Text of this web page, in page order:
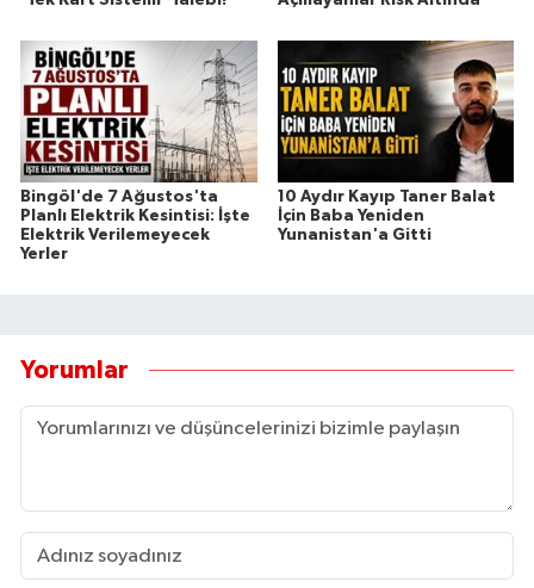
Bingöl'de 7 Ağustos'ta
Planlı Elektrik Kesintisi: İşte
Elektrik Verilemeyecek
Yerler
10 Aydır Kayıp Taner Balat
İçin Baba Yeniden
Yunanistan'a Gitti
Yorumlar